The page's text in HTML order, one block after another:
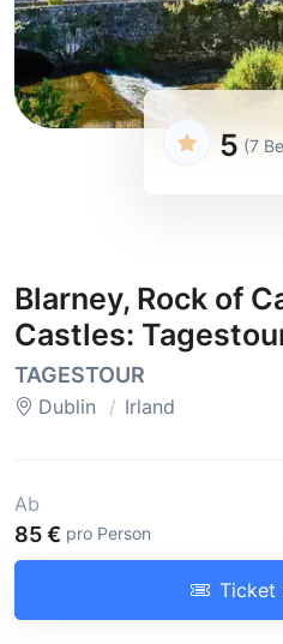
5 (7
Blarney, Rock of
Castles:
TAGESTOUR
Dublin Irland
Ab
85 € pro Person
Ticket